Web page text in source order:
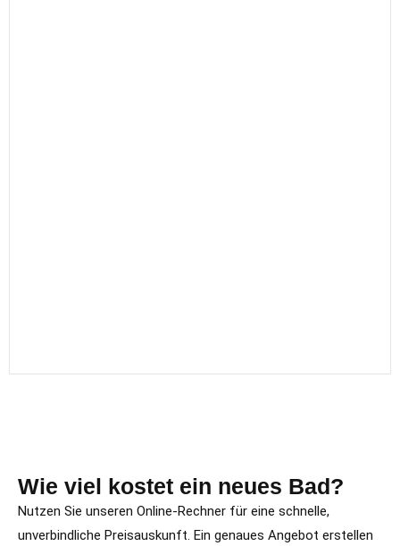
Wie viel kostet ein neues Bad?
Nutzen Sie unseren Online-Rechner für eine schnelle,
unverbindliche Preisauskunft. Ein genaues Angebot erstellen